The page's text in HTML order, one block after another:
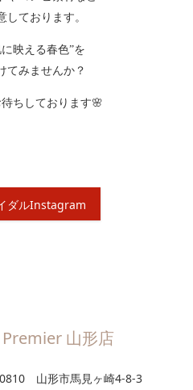
しております。
映える春色”を
てみませんか？
ちしております🌸
ダルInstagram
山形店
山形市馬見ヶ崎4-8-3